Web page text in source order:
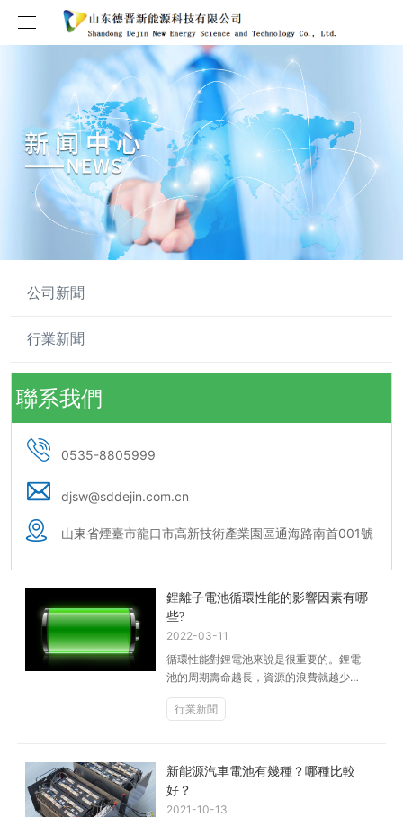
走進德晉
關于德晉
企業文化
德晉風采
董事長致辭
德晉大事記
產品中心
電芯產品
電池包
儲能電池簇
儲能集裝箱
新聞中心
公司新聞
行業新聞
人才中心
校企合作
招聘專欄
客戶服務
聯系我們
供應商留言
公司新聞
行業新聞
聯系我們
0535-8805999
djsw@sddejin.com.cn
山東省煙臺市龍口市高新技術產業園區通海路南首001號
鋰離子電池循環性能的影響因素有哪
些?
2022-03-11
循環性能對鋰電池來說是很重要的。鋰電
池的周期壽命越長，資源的浪費就越少。
影響鋰電池循環性能的主要原因很多，本
文主要...
行業新聞
新能源汽車電池有幾種？哪種比較
好？
2021-10-13